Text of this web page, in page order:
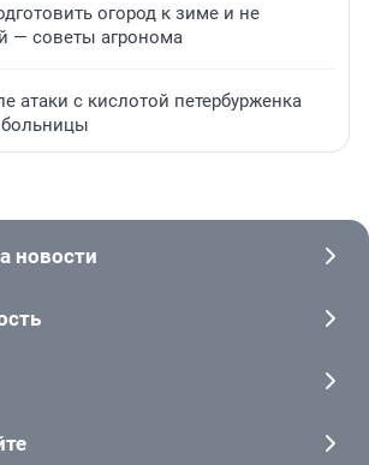
огород к зиме и не
— советы агронома
атаки с кислотой петербурженка
новости